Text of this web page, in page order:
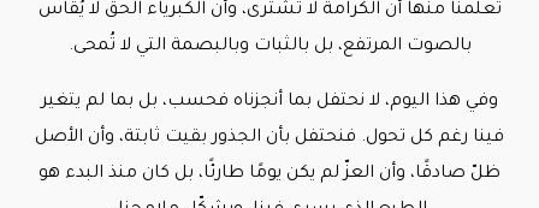
تعلّمنا منها أن الكرامة لا تُشترى، وأن الكبرياء الحق لا يُقاس
بالصوت المرتفع، بل بالثبات وبالبصمة التي لا تُمحى.
وفي هذا اليوم، لا نحتفل بما أنجزناه فحسب، بل بما لم يتغير
فينا رغم كل تحول. فنحتفل بأن الجذور بقيت ثابتة، وأن الأصل
ظلّ صادقًا، وأن العزّ لم يكن يومًا طارئًا، بل كان منذ البدء هو